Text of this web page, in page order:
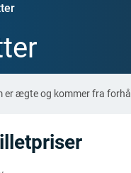
er ægte og kommer fra